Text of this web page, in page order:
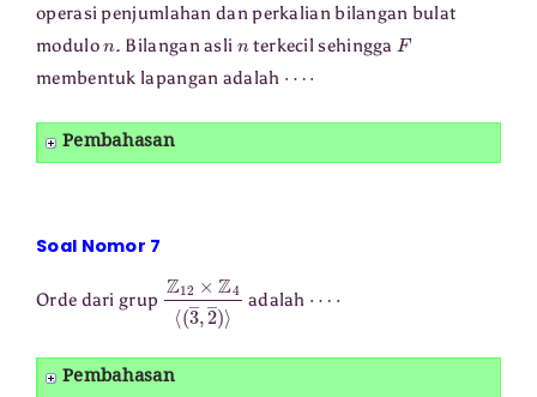
operasi penjumlahan dan perkalian bilangan bulat
modulo . Bilangan asli terkecil sehinggaF
membentuk lapangan adalah
Pembahasan
Soal Nomor 7
Orde dari grup Z12× Z 4⟨(3 ―, 2―
adalah
Pembahasan